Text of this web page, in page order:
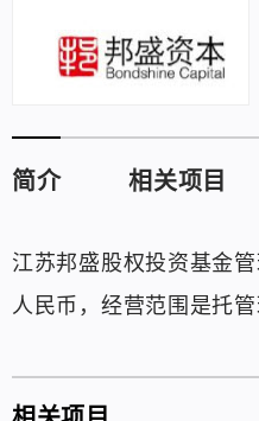
简介 相关项目
江苏邦盛股权投资基金
人民币，经营范围是托